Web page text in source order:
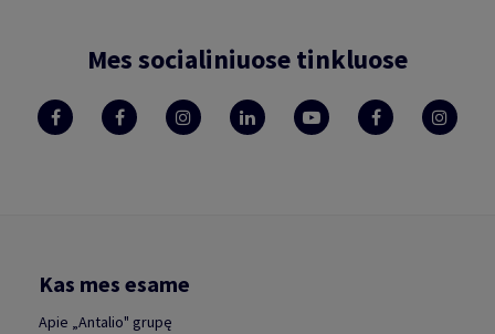
Mes socialiniuose tinkluose
Kas mes esame
Apie „Antalio" grupę